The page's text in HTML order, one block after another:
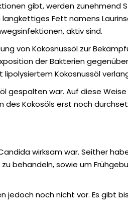
gibt, werden zunehmend
Fett namens
aktiv sind.
von Kokosnussöl zur
der Bakterien
lipolysiertem Kokosnussöl
gespalten war. Auf diese
Kokosöls erst noch
wirksam war. Seither
behandeln, sowie um
noch nicht vor. Es gibt